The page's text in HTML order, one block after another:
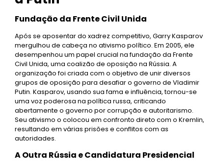
Fundação da Frente Civil Unida
Após se aposentar do xadrez competitivo, Garry Kasparov
mergulhou de cabeça no ativismo político. Em 2005, ele
desempenhou um papel crucial na fundação da Frente
Civil Unida, uma coalizão de oposição na Rússia. A
organização foi criada com o objetivo de unir diversos
grupos de oposição para desafiar o governo de Vladimir
Putin. Kasparov, usando sua fama e influência, tornou-se
uma voz poderosa na política russa, criticando
abertamente o governo por corrupção e autoritarismo.
Seu ativismo o colocou em confronto direto com o Kremlin,
resultando em várias prisões e conflitos com as
autoridades.
A Outra Rússia e Candidatura Presidencial